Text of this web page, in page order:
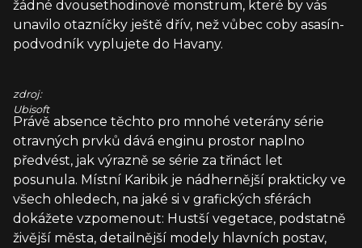
žádné dvousethodinové monstrum, které by vás
unavilo otazníčky ještě dřív, než vůbec coby asasín-
podvodník vyplujete do Havany.
zdroj:
Ubisoft
Právě absence těchto pro mnohé veterány série
otravných prvků dává enginu prostor naplno
předvést, jak výrazně se série za třináct let
posunula. Místní Karibik je nádhernější prakticky ve
všech ohledech, na jaké si v grafických sférách
dokážete vzpomenout: Hustší vegetace, podstatně
živější města, detailnější modely hlavních postav,